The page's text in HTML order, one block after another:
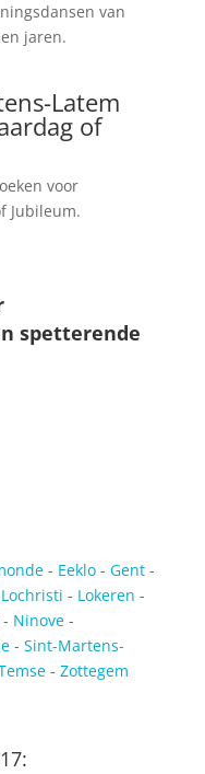
van
jaren.
Latem
of
voor
Jubileum.
spetterende
- Eeklo- Gent-
Lochristi - Lokeren -
Ninove-
- Sint-Martens-
- Zottegem